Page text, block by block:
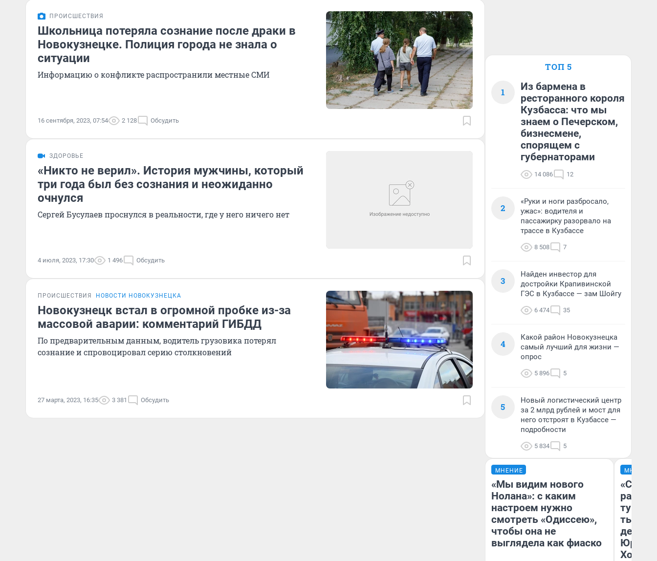
ПРОИСШЕСТВИЯ
Школьница потеряла сознание после драки в
Новокузнецке. Полиция города не знала о
ситуации
Информацию о конфликте распространили местные СМИ
16 сентября, 2023, 07:54 2 128 Обсудить
ЗДОРОВЬЕ
«Никто не верил». История мужчины, который
три года был без сознания и неожиданно
очнулся
Сергей Бусулаев проснулся в реальности, где у него ничего нет
4 июля, 2023, 17:30 1 496 Обсудить
ПРОИСШЕСТВИЯ НОВОСТИ НОВОКУЗНЕЦКА
Новокузнецк встал в огромной пробке из-за
массовой аварии: комментарий ГИБДД
По предварительным данным, водитель грузовика потерял
сознание и спровоцировал серию столкновений
27 марта, 2023, 16:35 3 381 Обсудить
ТОП 5
1
Из бармена в
ресторанного короля
Кузбасса: что мы
знаем о Печерском,
бизнесмене,
спорящем с
губернаторами
14 086 12
2
«Руки и ноги разбросало,
ужас»: водителя и
пассажирку разорвало на
трассе в Кузбассе
8 508 7
3
Найден инвестор для
достройки Крапивинской
ГЭС в Кузбассе — зам Шойгу
6 474 35
4
Какой район Новокузнецка
самый лучший для жизни —
опрос
5 896 5
5
Новый логистический центр
за 2 млрд рублей и мост для
него отстроят в Кузбассе —
подробности
5 834 5
МНЕНИЕ
«Мы видим нового
Нолана»: с каким
настроем нужно
смотреть «Одиссею»,
чтобы она не
выглядела как фиаско
МНЕНИЕ
тысяч,
день